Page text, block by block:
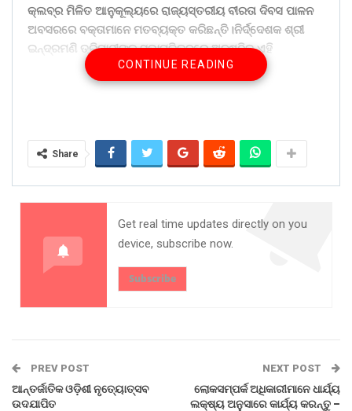
କ୍ଲବ୍‌ର ମିଳିତ ଆନୁକୂଲ୍ୟରେ ରାଜ୍ୟସ୍ତରୀୟ ବୀରତା ଦିବସ ପାଳନ
ଅବସରରେ ବକ୍ତାମାନେ ମତବ୍ୟକ୍ତ କରିଛନ୍ତି।ନିର୍ଦ୍ଦେଶକ ଶ୍ରୀ
ଇନ୍ଦ୍ରମଣି ତ୍ରିପାଠୀଙ୍କ ସଭାପତିତ୍ବରେ ଅନୁଷ୍ଠିତ ଏହି
କାର୍ଯ୍ୟକ୍ରମରେ କୃଷି ବିଭାଗ ପ୍ରମୁଖ ଶାସନ ସଚିବ ଡ. ଅରବିନ୍ଦ
ପାଢୀ ମୁଖ୍ଯ ଅତିଥି, ଅବସରପ୍ରାପ୍ତ ପ୍ରଧ୍ୟାପକ ଡ. ରବୀନ୍ଦ୍ର
Share on:
CONTINUE READING
Share
Get real time updates directly on you
device, subscribe now.
Subscribe
PREV POST
ଆନ୍ତର୍ଜାତିକ ଓଡ଼ିଶୀ ନୃତ୍ୟୋତ୍ସବ
ଉଦଯାପିତ
NEXT POST
ଲୋକସମ୍ପର୍କ ଅଧିକାରୀମାନେ ଧାର୍ଯ୍ୟ
ଲକ୍ଷ୍ୟ ଅନୁସାରେ କାର୍ଯ୍ୟ କରନ୍ତୁ –